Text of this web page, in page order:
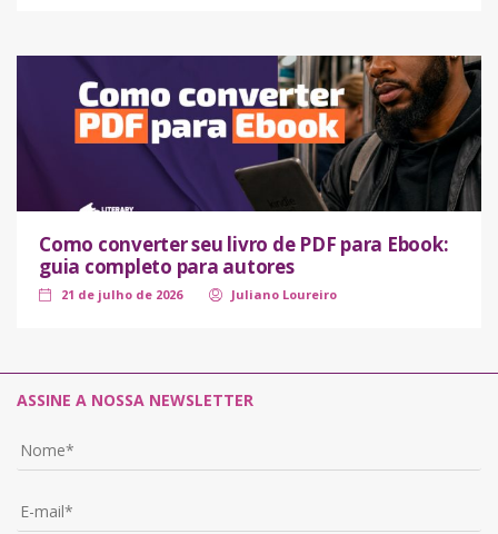
Como converter seu livro de PDF para Ebook:
guia completo para autores
21 de julho de 2026 Juliano Loureiro
ASSINE A NOSSA NEWSLETTER